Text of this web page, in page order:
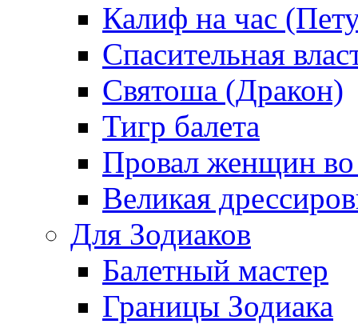
Калиф на час
Спасительная
Святоша (Дракон)
Тигр балета
Провал женщин во
Великая
Для Зодиаков
Балетный мастер
Границы Зодиака